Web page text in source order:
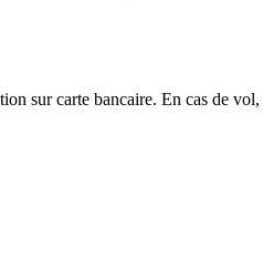
sur carte bancaire. En cas de